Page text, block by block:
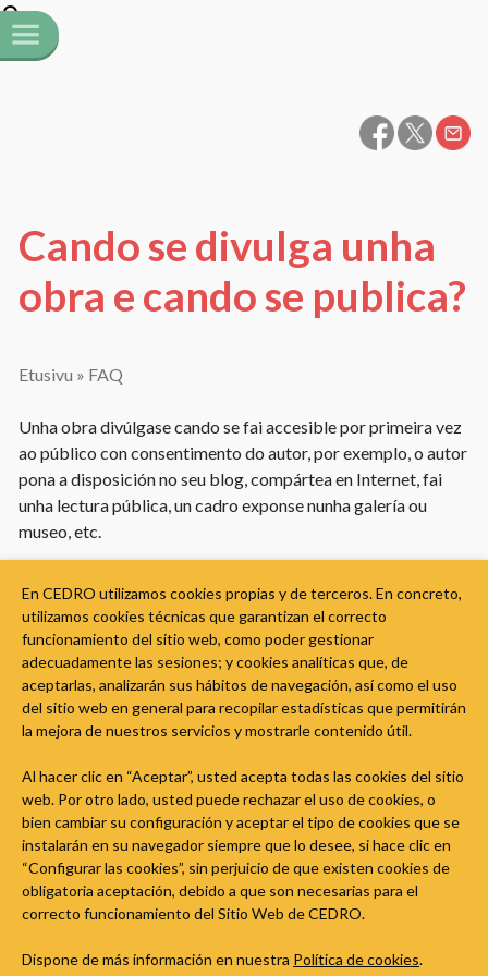
Cando se divulga unha
obra e cando se publica?
Etusivu » FAQ
Unha obra divúlgase cando se fai accesible por primeira vez
ao público con consentimento do autor, por exemplo, o autor
pona a disposición no seu blog, compártea en Internet, fai
unha lectura pública, un cadro exponse nunha galería ou
museo, etc.
divulgación da súa obra. Unha obra publícase cando se pon a
disposición do público un número de exemplares da obra que
satisfaga razoablemente as súas necesidades, estimadas de
acordo coa natureza e finalidade da mesma. Por exemplo, un
libro publicouse cando sae á venda nunha libraría. Se unha
persoa quere publicar unha obra dun autor, precisa o seu
More
En CEDRO utilizamos cookies propias y de terceros. En concreto,
utilizamos cookies técnicas que garantizan el correcto
funcionamiento del sitio web, como poder gestionar
adecuadamente las sesiones; y cookies analíticas que, de
aceptarlas, analizarán sus hábitos de navegación, así como el uso
del sitio web en general para recopilar estadísticas que permitirán
la mejora de nuestros servicios y mostrarle contenido útil.
Al hacer clic en “Aceptar”, usted acepta todas las cookies del sitio
web. Por otro lado, usted puede rechazar el uso de cookies, o
bien cambiar su configuración y aceptar el tipo de cookies que se
instalarán en su navegador siempre que lo desee, si hace clic en
“Configurar las cookies”, sin perjuicio de que existen cookies de
obligatoria aceptación, debido a que son necesarias para el
correcto funcionamiento del Sitio Web de CEDRO.
Dispone de más información en nuestra Política de cookies.